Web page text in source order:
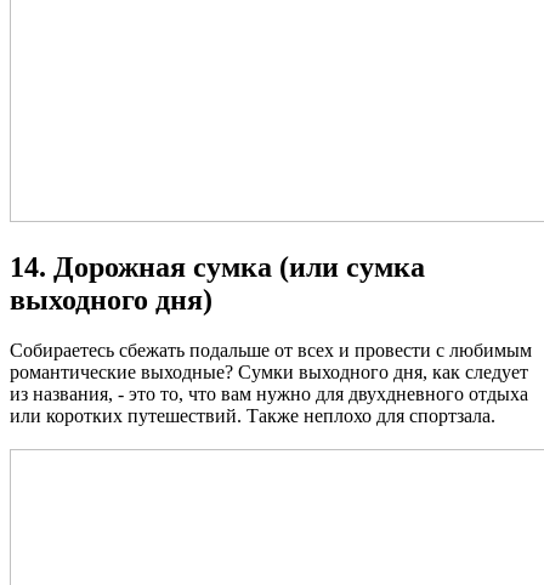
14. Дорожная сумка (или сумка
выходного дня)
Собираетесь сбежать подальше от всех и провести с любимым
романтические выходные? Сумки выходного дня, как следует
из названия, - это то, что вам нужно для двухдневного отдыха
или коротких путешествий. Также неплохо для спортзала.